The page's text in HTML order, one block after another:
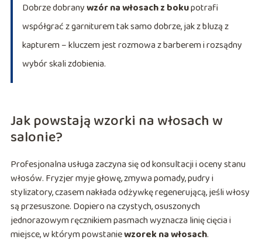
Dobrze dobranywzór na włosach z bokupotrafi
współgrać z garniturem tak samo dobrze, jak z bluzą z
kapturem – kluczem jest rozmowa z barberem i rozsądny
wybór skali zdobienia.
Jak powstają wzorki na włosach w
salonie?
Profesjonalna usługa zaczyna się od konsultacji i oceny stanu
włosów. Fryzjer myje głowę, zmywa pomady, pudry i
stylizatory, czasem nakłada odżywkę regenerującą, jeśli włosy
są przesuszone. Dopiero na czystych, osuszonych
jednorazowym ręcznikiem pasmach wyznacza linię cięcia i
miejsce, w którym powstaniewzorek na włosach.